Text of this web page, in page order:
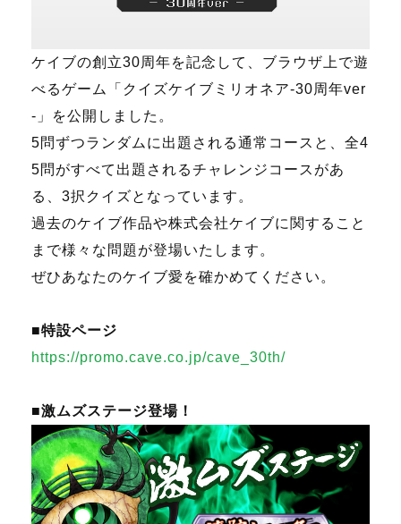
ケイブの創立30周年を記念して、ブラウザ上で遊
べるゲーム「クイズケイブミリオネア-30周年ver
-」を公開しました。
5問ずつランダムに出題される通常コースと、全4
5問がすべて出題されるチャレンジコースがあ
る、3択クイズとなっています。
過去のケイブ作品や株式会社ケイブに関すること
まで様々な問題が登場いたします。
ぜひあなたのケイブ愛を確かめてください。
■特設ページ
https://promo.cave.co.jp/cave_30th/
■激ムズステージ登場！